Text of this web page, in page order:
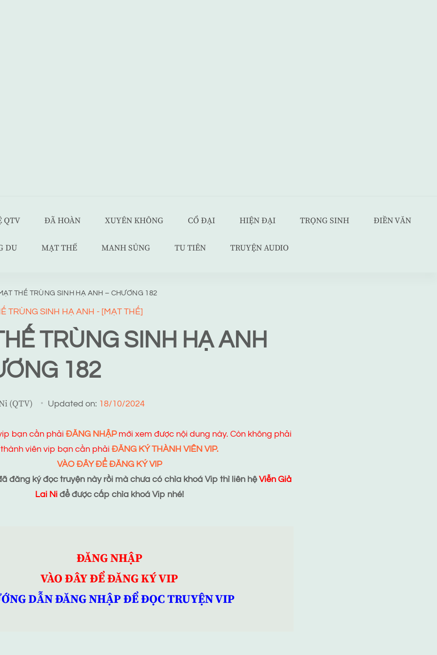
QTV ĐÃ HOÀN XUYÊN KHÔNG CỔ ĐẠI HIỆN ĐẠI TRỌNG SINH ĐIỀN VĂN
DU MẠT THẾ MANH SỦNG TU TIÊN TRUYỆN AUDIO
THẾ TRÙNG SINH HẠ ANH – CHƯƠNG 182
TRÙNG SINH HẠ ANH - [MẠT THẾ]
TRÙNG SINH HẠ ANH
182
(QTV) Updated on: 18/10/2024
bạn cần phải ĐĂNG NHẬPmới xem được nội dung này. Còn không phải
thành viên vip bạn cần phải ĐĂNG KÝ THÀNH VIÊN VIP.
VÀO ĐÂY ĐỂ ĐĂNG KÝ VIP
đăng ký đọc truyện này rồi mà chưa có chìa khoá Vip thì liên hệViễn Giả
Lai Ni để được cấp chìa khoá Vip nhé!
ĐĂNG NHẬP
VÀO ĐÂY ĐỂ ĐĂNG KÝ VIP
DẪN ĐĂNG NHẬP ĐỂ ĐỌC TRUYỆN VIP